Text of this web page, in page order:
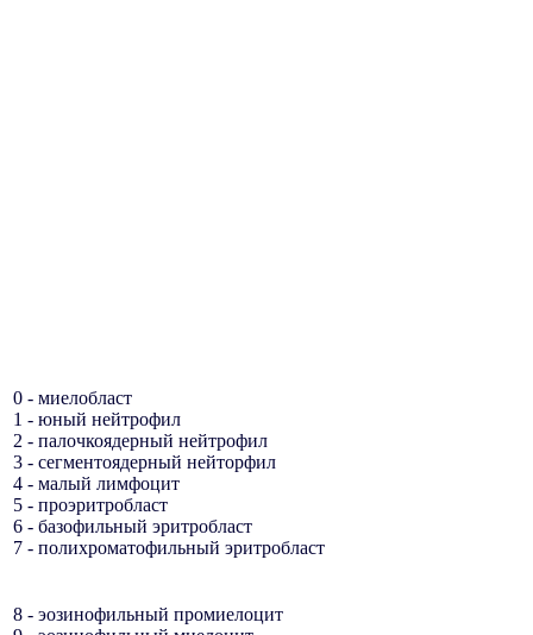
0 - миелобласт
1 - юный нейтрофил
2 - палочкоядерный нейтрофил
3 - сегментоядерный нейторфил
4 - малый лимфоцит
5 - проэритробласт
6 - базофильный эритробласт
7 - полихроматофильный эритробласт
8 - эозинофильный промиелоцит